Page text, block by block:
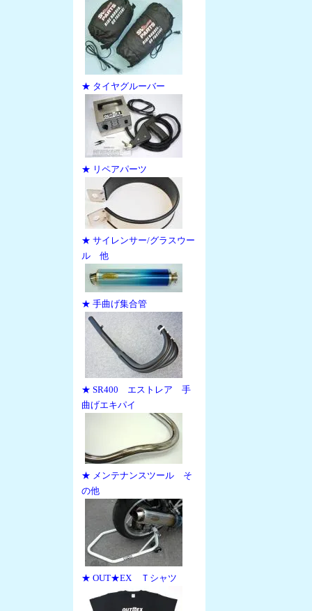
★ タイヤグルーバー
★ リペアパーツ
★ サイレンサー/グラスウー
ル 他
★ 手曲げ集合管
★ SR400 エストレア 手
曲げエキパイ
★ メンテナンスツール そ
の他
★ OUT★EX Ｔシャツ